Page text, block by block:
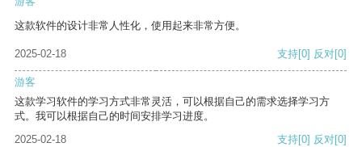
这款软件的设计非常人性化，使用起来非常方便。
2025-02-18 支持[0] 反对[0]
游客
这款学习软件的学习方式非常灵活，可以根据自己的需求选择学习方
式。我可以根据自己的时间安排学习进度。
2025-02-18
支持[0] 反对[0]